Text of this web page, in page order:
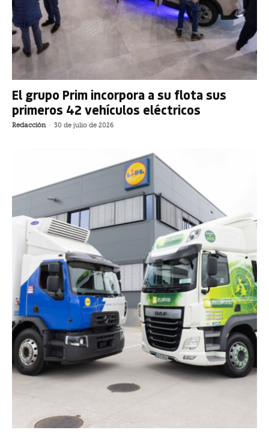
El grupo Prim incorpora a su flota sus
primeros 42 vehículos eléctricos
Redacción - 30 de julio de 2026